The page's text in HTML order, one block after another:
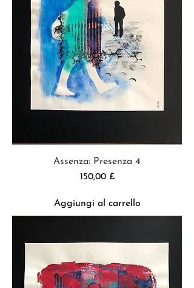
Assenza: Presenza 4
Prezzo
150,00 £
Aggiungi al carrello